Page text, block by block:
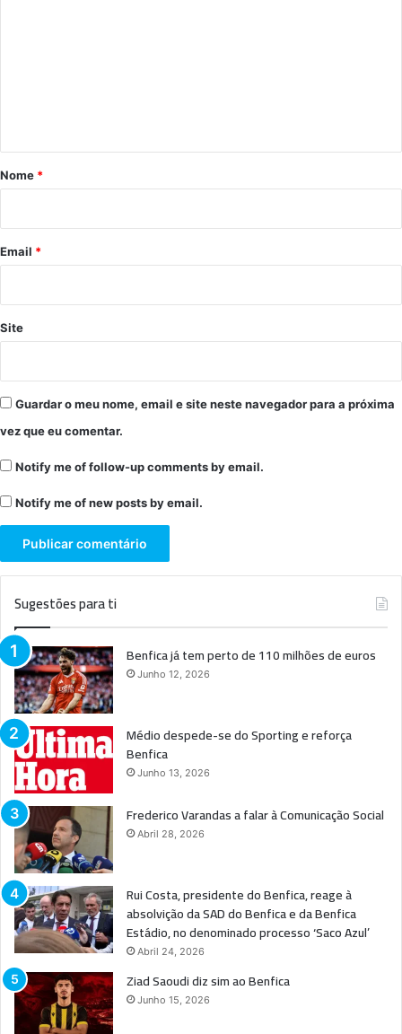
r
*
Nome *
Email *
Site
Guardar o meu nome, email e site neste navegador para a próxima
vez que eu comentar.
Notify me of follow-up comments by email.
Notify me of new posts by email.
Sugestões para ti
Benfica já tem perto de 110 milhões de euros
Junho 12, 2026
Médio despede-se do Sporting e reforça
Benfica
Junho 13, 2026
Frederico Varandas a falar à Comunicação Social
Abril 28, 2026
Rui Costa, presidente do Benfica, reage à
absolvição da SAD do Benfica e da Benfica
Estádio, no denominado processo ‘Saco Azul’
Abril 24, 2026
Ziad Saoudi diz sim ao Benfica
Junho 15, 2026